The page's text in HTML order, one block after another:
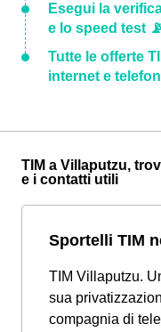
Esegui la
e lo speed test 📡
Tutte le offerte
internet e
TIM a Villaputzu,
e i contatti utili
Sportelli TIM
TIM Villaputzu.
sua
compagnia di